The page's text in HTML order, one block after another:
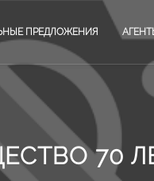
ПРЕДЛОЖЕНИЯ
70